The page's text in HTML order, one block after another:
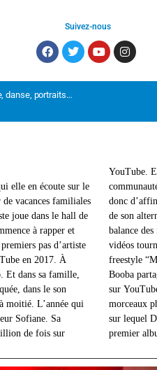
Suivez-nous
danse, portraits…
elle en écoute sur le
vacances familiales
joue dans le hall de
à rapper et
pas d’artiste
en 2017. À
Et dans sa famille,
dans le son
moitié. L’année qui
Sofiane. Sa
de fois sur
YouTube.
seule et continue
à côté de l’école et
l’artiste en herbe
Banco : les
qu’un exemple : le
Le rappeur
5 millions de fois
titre est l’un des
sorti à l’été 2019
Dans son
continue de
creuser son
surnom), c’est le
ses émois musicaux
à l’aise qu’elles
ses deux talents
fond, se battre pour
plein plutôt
et autres
s’abandonner,